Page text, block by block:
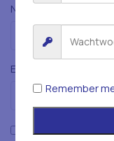
Naam *
E-mail
Mijn naam, e-
Remember